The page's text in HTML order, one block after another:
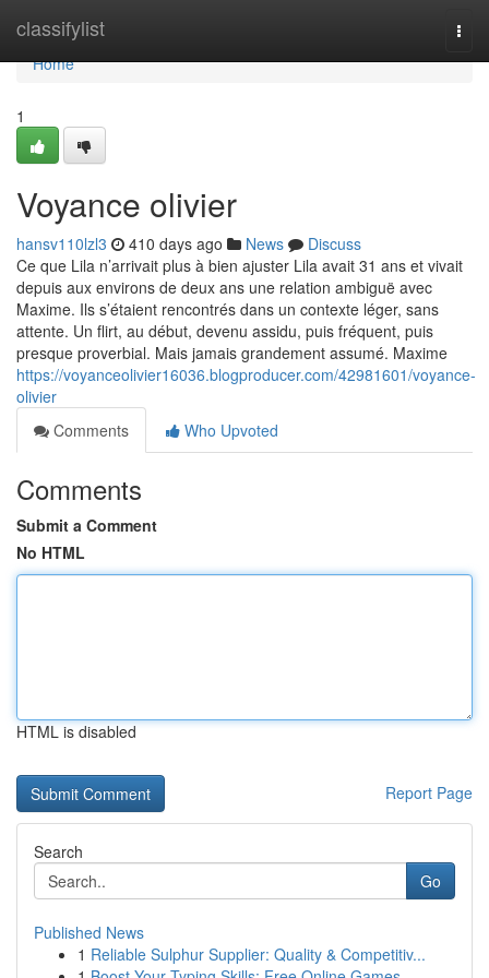
classifylist
Home
Home
1
Voyance olivier
hansv110lzl3 410 days ago News
Discuss
Ce que Lila n’arrivait plus à bien ajuster Lila avait 31 ans et vivait
depuis aux environs de deux ans une relation ambiguë avec
Maxime. Ils s’étaient rencontrés dans un contexte léger, sans
attente. Un flirt, au début, devenu assidu, puis fréquent, puis
presque proverbial. Mais jamais grandement assumé. Maxime
https://voyanceolivier16036.blogproducer.com/42981601/voyance-
olivier
Comments
Who Upvoted
Comments
Submit a Comment
No HTML
HTML is disabled
Report Page
Search
Go
Published News
1 Reliable Sulphur Supplier: Quality & Competitiv...